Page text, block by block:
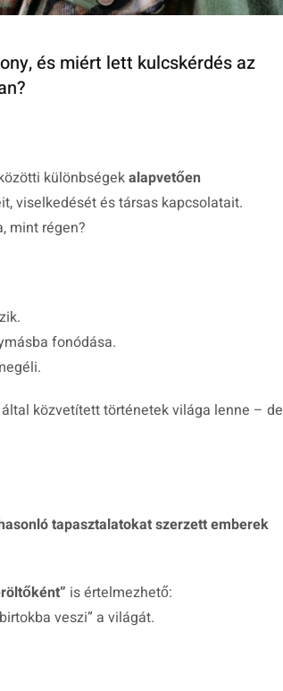
és miért lett kulcskérdés az
különbségekalapvetően
viselkedését és társas kapcsolatait.
mint régen?
fonódása.
közvetített történetek világa lenne – de
tapasztalatokat szerzett emberek
is értelmezhető:
veszi” a világát.